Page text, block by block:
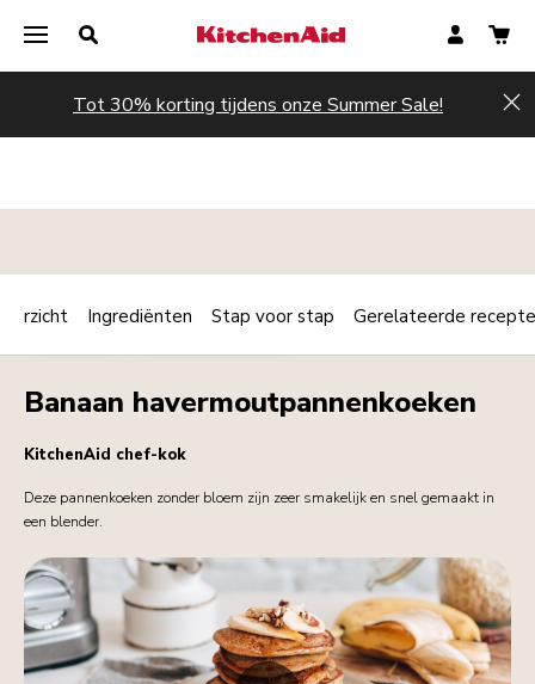
Tot 30% korting tijdens onze Summer Sale!
DESSERTS ONTBIJT / BRUNCH Print
Share
Banaan havermoutpannenkoeken
KitchenAid chef-kok
Deze pannenkoeken zonder bloem zijn zeer smakelijk en snel gemaakt in
een blender.
Ingrediënten Stap voor stap Gerelateerde